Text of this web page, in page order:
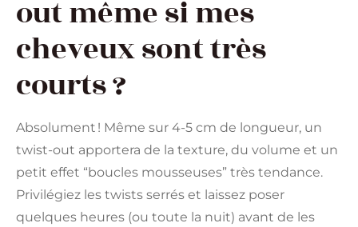
out même si mes
cheveux sont très
courts ?
Absolument ! Même sur 4-5 cm de longueur, un
twist-out apportera de la texture, du volume et un
petit effet “boucles mousseuses” très tendance.
Privilégiez les twists serrés et laissez poser
quelques heures (ou toute la nuit) avant de les